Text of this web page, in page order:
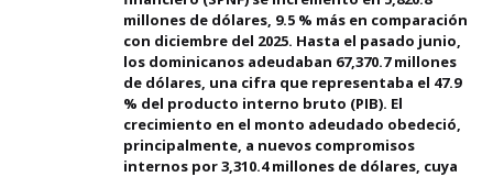
millones de dólares, 9.5 % más en comparación
con diciembre del 2025. Hasta el pasado junio,
los dominicanos adeudaban 67,370.7 millones
de dólares, una cifra que representaba el 47.9
% del producto interno bruto (PIB). El
crecimiento en el monto adeudado obedeció,
principalmente, a nuevos compromisos
internos por 3,310.4 millones de dólares, cuya